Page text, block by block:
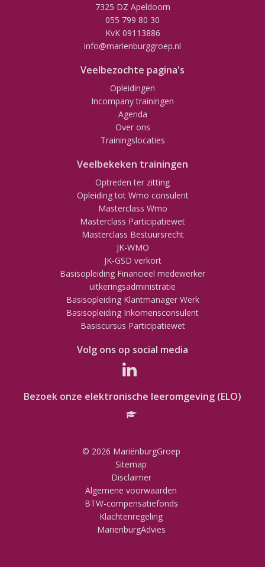
7325 DZ Apeldoorn
055 799 80 30
KvK 09113886
info@marienburggroep.nl
Veelbezochte pagina's
Opleidingen
Incompany trainingen
Agenda
Over ons
Trainingslocaties
Veelbekeken trainingen
Optreden ter zitting
Opleiding tot Wmo consulent
Masterclass Wmo
Masterclass Participatiewet
Masterclass Bestuursrecht
JK-WMO
JK-GSD verkort
Basisopleiding Financieel medewerker
uitkeringsadministratie
Basisopleiding Klantmanager Werk
Basisopleiding Inkomensconsulent
Basiscursus Participatiewet
Volg ons op social media
Bezoek onze elektronische leeromgeving (ELO)
© 2026 MariënburgGroep
Sitemap
Disclaimer
Algemene voorwaarden
BTW-compensatiefonds
Klachtenregeling
MarienburgAdvies